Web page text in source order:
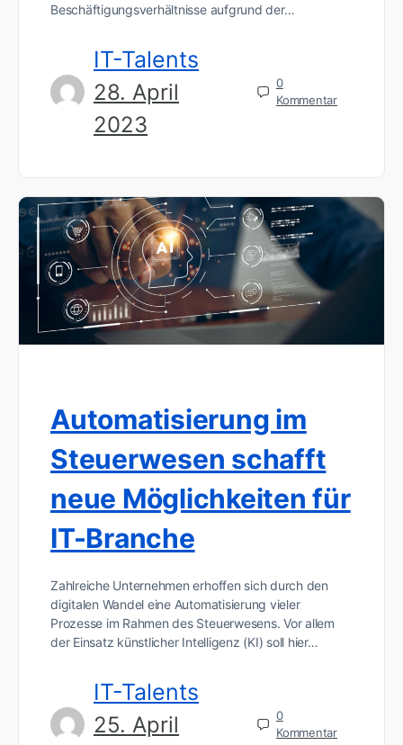
Beschäftigungsverhältnisse aufgrund der…
IT-Talents
28. April
2023
0
Kommentar
Automatisierung im
Steuerwesen schafft
neue Möglichkeiten für
IT-Branche
Zahlreiche Unternehmen erhoffen sich durch den
digitalen Wandel eine Automatisierung vieler
Prozesse im Rahmen des Steuerwesens. Vor allem
der Einsatz künstlicher Intelligenz (KI) soll hier…
IT-Talents
25. April
0
Kommentar